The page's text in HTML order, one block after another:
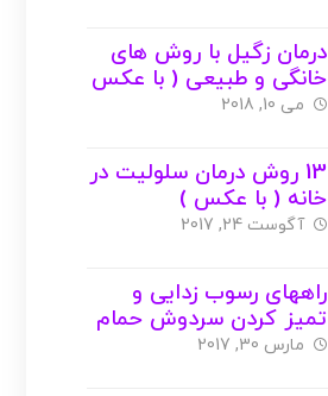
درمان زگیل با روش های
خانگی و طبیعی ( با عکس
)
می 10, 2018
13 روش درمان سلولیت در
خانه ( با عکس )
آگوست 24, 2017
راههای رسوب زدایی و
تمیز کردن سردوش حمام
( با عکس )
مارس 30, 2017